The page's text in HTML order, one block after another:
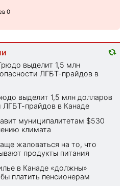
0
выделит 1,5 млн
ЛГБТ-прайдов в
выделит 1,5 млн долларов
ЛГБТ-прайдов в Канаде
муниципалитетам $530
климата
жаловаться на то, что
продукты питания
в Канаде «должны»
платить пенсионерам